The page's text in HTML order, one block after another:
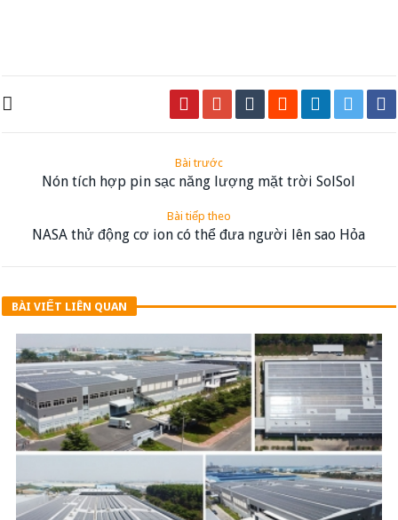
Bài trước
Nón tích hợp pin sạc năng lượng mặt trời SolSol
Bài tiếp theo
NASA thử động cơ ion có thể đưa người lên sao Hỏa
BÀI VIẾT LIÊN QUAN